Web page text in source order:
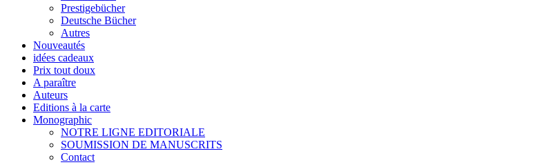
Prestigebücher
Deutsche Bücher
Autres
Nouveautés
idées cadeaux
Prix tout doux
A paraître
Auteurs
Editions à la carte
Monographic
NOTRE LIGNE EDITORIALE
SOUMISSION DE MANUSCRITS
Contact